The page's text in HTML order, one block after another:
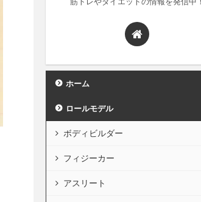
ホーム
ロールモデル
ボディビルダー
フィジーカー
アスリート